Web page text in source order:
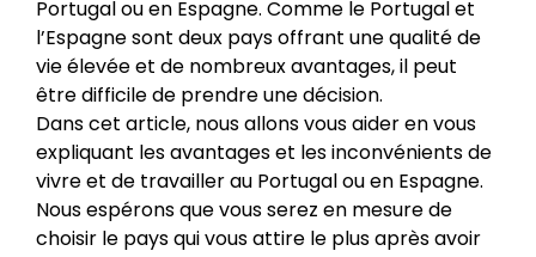
Portugal ou en Espagne. Comme le Portugal et
l’Espagne sont deux pays offrant une qualité de
vie élevée et de nombreux avantages, il peut
être difficile de prendre une décision.
Dans cet article, nous allons vous aider en vous
expliquant les avantages et les inconvénients de
vivre et de travailler au Portugal ou en Espagne.
Nous espérons que vous serez en mesure de
choisir le pays qui vous attire le plus après avoir